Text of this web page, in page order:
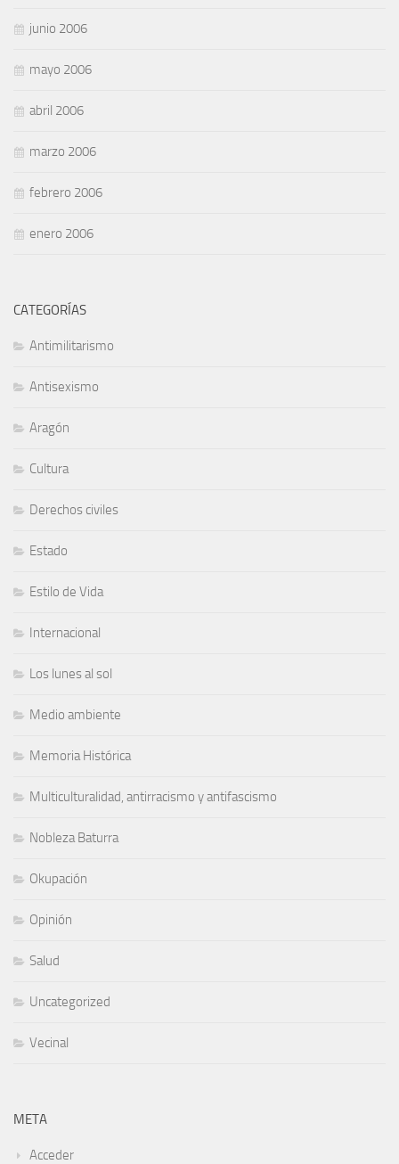
junio 2006
mayo 2006
abril 2006
marzo 2006
febrero 2006
enero 2006
CATEGORÍAS
Antimilitarismo
Antisexismo
Aragón
Cultura
Derechos civiles
Estado
Estilo de Vida
Internacional
Los lunes al sol
Medio ambiente
Memoria Histórica
Multiculturalidad, antirracismo y antifascismo
Nobleza Baturra
Okupación
Opinión
Salud
Uncategorized
Vecinal
META
Acceder